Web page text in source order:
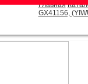
Главная
GX41156,